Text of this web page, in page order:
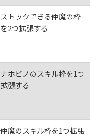
ストックできる仲魔の枠
を2つ拡張する
ナホビノのスキル枠を1つ
拡張する
仲魔のスキル枠を1つ拡張